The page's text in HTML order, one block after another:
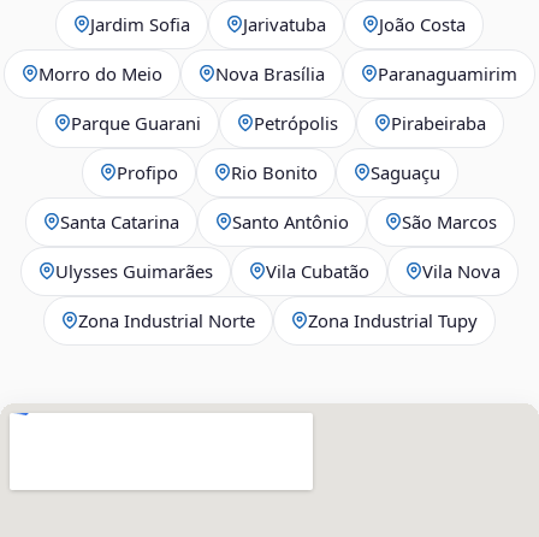
Jardim Sofia Jarivatuba João Costa
Morro do Meio Nova Brasília Paranaguamirim
Parque Guarani Petrópolis Pirabeiraba
Profipo Rio Bonito Saguaçu
Santa Catarina Santo Antônio São Marcos
Ulysses Guimarães Vila Cubatão Vila Nova
Zona Industrial Norte Zona Industrial Tupy